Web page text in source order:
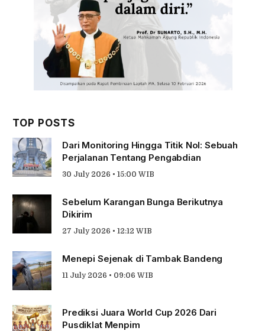
TOP POSTS
Dari Monitoring Hingga Titik Nol: Sebuah
Perjalanan Tentang Pengabdian
30 July 2026 • 15:00 WIB
Sebelum Karangan Bunga Berikutnya
Dikirim
27 July 2026 • 12:12 WIB
Menepi Sejenak di Tambak Bandeng
11 July 2026 • 09:06 WIB
Prediksi Juara World Cup 2026 Dari
Pusdiklat Menpim